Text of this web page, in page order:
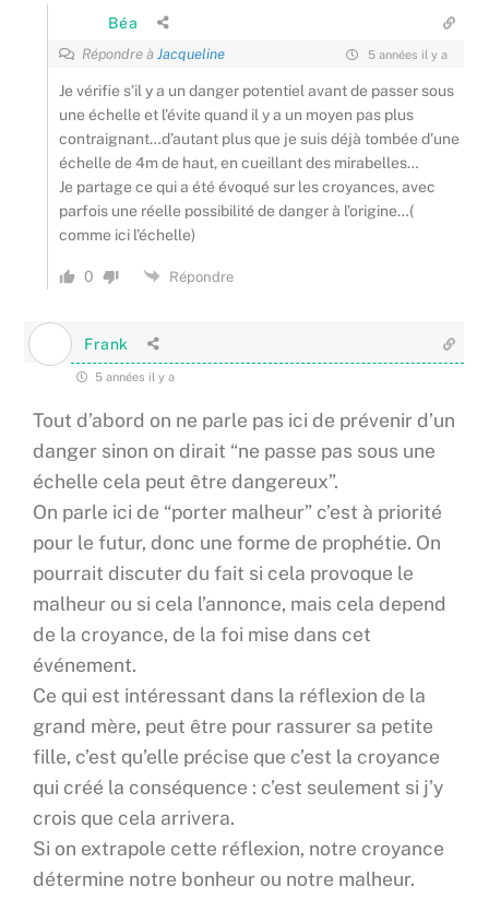
Béa
Répondre àJacqueline 5 années il y a
Je vérifie s’il y a un danger potentiel avant de passer sous
une échelle et l’évite quand il y a un moyen pas plus
contraignant…d’autant plus que je suis déjà tombée d’une
échelle de 4m de haut, en cueillant des mirabelles…
Je partage ce qui a été évoqué sur les croyances, avec
parfois une réelle possibilité de danger à l’origine…(
comme ici l’échelle)
0 Répondre
Frank
5 années il y a
Tout d’abord on ne parle pas ici de prévenir d’un
danger sinon on dirait “ne passe pas sous une
échelle cela peut être dangereux”.
On parle ici de “porter malheur” c’est à priorité
pour le futur, donc une forme de prophétie. On
pourrait discuter du fait si cela provoque le
malheur ou si cela l’annonce, mais cela depend
de la croyance, de la foi mise dans cet
événement.
Ce qui est intéressant dans la réflexion de la
grand mère, peut être pour rassurer sa petite
fille, c’est qu’elle précise que c’est la croyance
qui créé la conséquence : c’est seulement si j’y
crois que cela arrivera.
Si on extrapole cette réflexion, notre croyance
détermine notre bonheur ou notre malheur.